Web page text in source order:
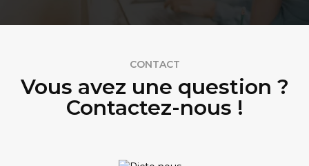
CONTACT
Vous avez une question ?
Contactez-nous !